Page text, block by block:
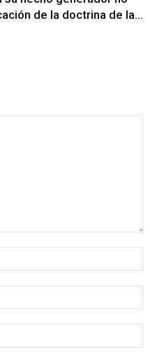
de la doctrina de la...